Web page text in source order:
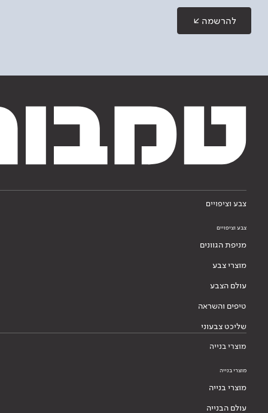
להרשמה
צבע וציפויים
צבע וציפויים
מניפת הגוונים
מוצרי צבע
עולם הצבע
טיפים והשראה
שליכט צבעוני
מוצרי בנייה
מוצרי בנייה
מוצרי בנייה
עולם הבנייה